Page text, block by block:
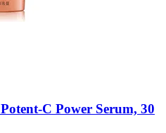
Potent-​C Power Serum, 30